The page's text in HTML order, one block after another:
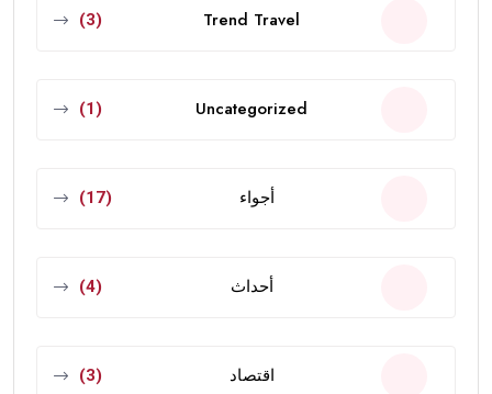
Trend Travel
(3)
Uncategorized
(1)
أجواء (17)
أحداث (4)
اقتصاد (3)